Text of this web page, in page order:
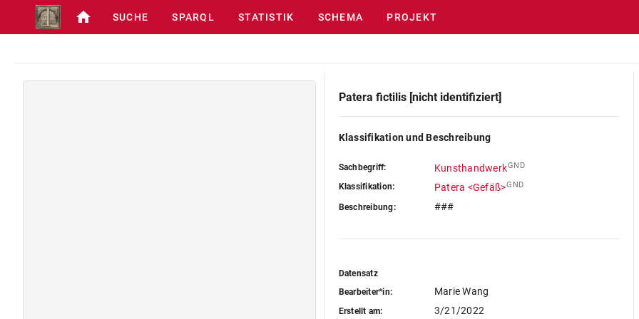
SUCHE SPARQL STATISTIK SCHEMA PROJEKT
Patera fictilis [nicht identifiziert]
Klassifikation und Beschreibung
Sachbegriff: KunsthandwerkGND
Klassifikation: Patera <Gefäß>GND
Beschreibung: ###
Datensatz
Bearbeiter*in:
Marie Wang
Erstellt am: 3/21/2022